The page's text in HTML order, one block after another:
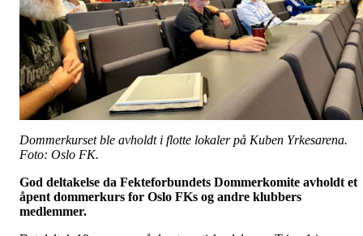
Dommerkurset ble avholdt i flotte lokaler på Kuben Yrkesarena.
Foto: Oslo FK.
God deltakelse da Fekteforbundets Dommerkomite avholdt et
åpent dommerkurs for Oslo FKs og andre klubbers
medlemmer.